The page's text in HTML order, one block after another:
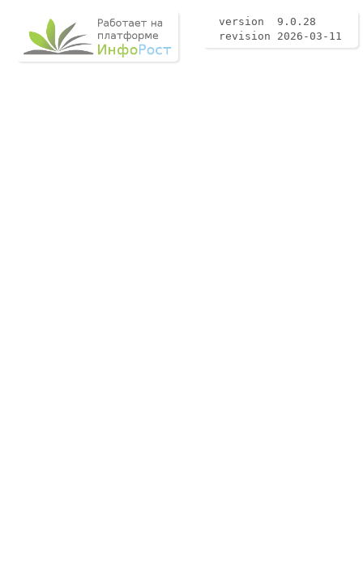
version 9.0.28
revision 2026-03-11